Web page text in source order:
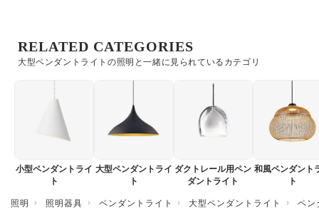
大型ペンダントライトの照明と一緒に見られているカテゴリ
RELATED CATEGORIES
小型ペンダントライ
ト
大型ペンダントライ
ト
ダクトレール用ペン
ダントライト
和風ペンダント
ト
照明 照明器具 ペンダントライト 大型ペンダントライト ペン